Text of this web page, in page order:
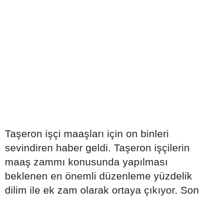
Taşeron işçi maaşları için on binleri
sevindiren haber geldi. Taşeron işçilerin
maaş zammı konusunda yapılması
beklenen en önemli düzenleme yüzdelik
dilim ile ek zam olarak ortaya çıkıyor. Son